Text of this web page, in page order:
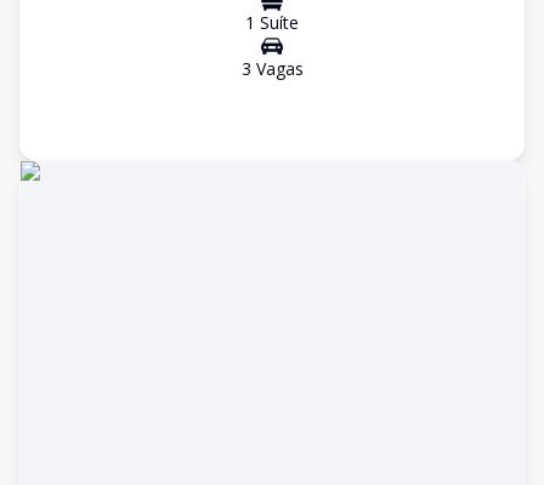
1 Suíte
3 Vagas